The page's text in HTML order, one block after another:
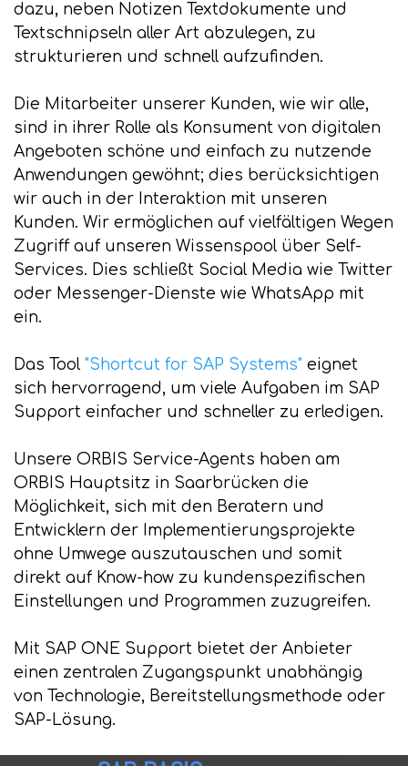
dazu, neben Notizen Textdokumente und
Textschnipseln aller Art abzulegen, zu
strukturieren und schnell aufzufinden.
Die Mitarbeiter unserer Kunden, wie wir alle,
sind in ihrer Rolle als Konsument von digitalen
Angeboten schöne und einfach zu nutzende
Anwendungen gewöhnt; dies berücksichtigen
wir auch in der Interaktion mit unseren
Kunden. Wir ermöglichen auf vielfältigen Wegen
Zugriff auf unseren Wissenspool über Self-
Services. Dies schließt Social Media wie Twitter
oder Messenger-Dienste wie WhatsApp mit
ein.
Das Tool "Shortcut for SAP Systems" eignet
sich hervorragend, um viele Aufgaben im SAP
Support einfacher und schneller zu erledigen.
Unsere ORBIS Service-Agents haben am
ORBIS Hauptsitz in Saarbrücken die
Möglichkeit, sich mit den Beratern und
Entwicklern der Implementierungsprojekte
ohne Umwege auszutauschen und somit
direkt auf Know-how zu kundenspezifischen
Einstellungen und Programmen zuzugreifen.
Mit SAP ONE Support bietet der Anbieter
einen zentralen Zugangspunkt unabhängig
von Technologie, Bereitstellungsmethode oder
SAP-Lösung.